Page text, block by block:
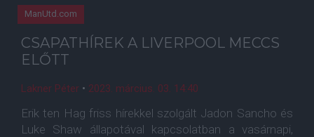
ManUtd.com
CSAPATHÍREK A LIVERPOOL MECCS
ELŐTT
Lakner Péter • 2023. március. 03. 14:40
Erik ten Hag friss hírekkel szolgált Jadon Sancho és
Luke Shaw állapotával kapcsolatban a vasárnapi,